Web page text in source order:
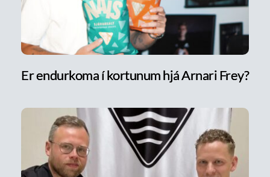
Er endurkoma í kortunum hjá Arnari Frey?